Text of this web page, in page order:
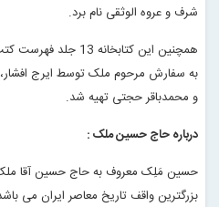
شرف و عروه الوثقی نام برد.
به سفارش مرحوم ملک توسط ایرج
و محمدباقر حجتی تهیه شد.
درباره حاج حسین ملک :
حسین مَلِک معروف به حاج حسین آقا